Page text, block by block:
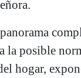
la posible
hogar,